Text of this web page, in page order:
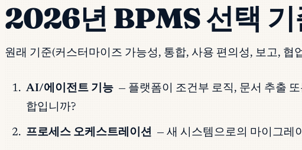
2026년 BPMS 선택 기
원래 기준(커스터마이즈 가능성, 통합, 사용 편의성, 보고,
AI/에이전트 기능 — 플랫폼이 조건부 로직, 문서 추출
합입니까?
프로세스 오케스트레이션 — 새 시스템으로의 마이그레